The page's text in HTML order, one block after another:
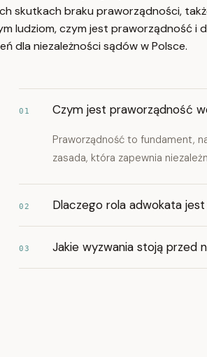
skutkach braku praworządności,
ludziom, czym jest praworządność
dla niezależności sądów w Polsce.
01 Czym jest praworządność
Praworządność to fundament,
zasada, która zapewnia
02 Dlaczego rola adwokata
03 Jakie wyzwania stoją przed